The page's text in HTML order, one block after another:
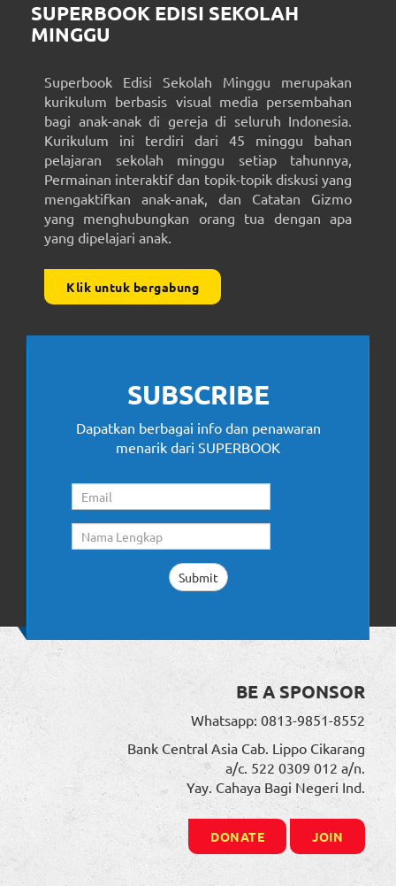
SUPERBOOK EDISI SEKOLAH
MINGGU
Superbook Edisi Sekolah Minggu merupakan
kurikulum berbasis visual media persembahan
bagi anak-anak di gereja di seluruh Indonesia.
Kurikulum ini terdiri dari 45 minggu bahan
pelajaran sekolah minggu setiap tahunnya,
Permainan interaktif dan topik-topik diskusi yang
mengaktifkan anak-anak, dan Catatan Gizmo
yang menghubungkan orang tua dengan apa
yang dipelajari anak.
Klik untuk bergabung
SUBSCRIBE
Dapatkan berbagai info dan penawaran
menarik dari SUPERBOOK
BE A SPONSOR
Whatsapp: 0813-9851-8552
Bank Central Asia Cab. Lippo Cikarang
a/c. 522 0309 012 a/n.
Yay. Cahaya Bagi Negeri Ind.
DONATE JOIN